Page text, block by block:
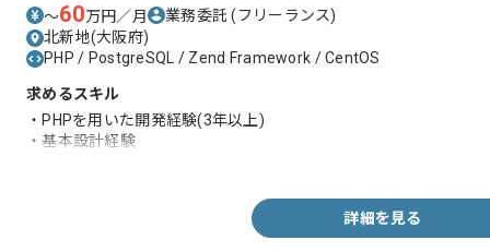
〜60万円／月 業務委託(フリーランス)
北新地(大阪府)
PHP / PostgreSQL / Zend Framework / CentOS
求めるスキル
・PHPを用いた開発経験(3年以上)
・基本設計経験
詳細を見る